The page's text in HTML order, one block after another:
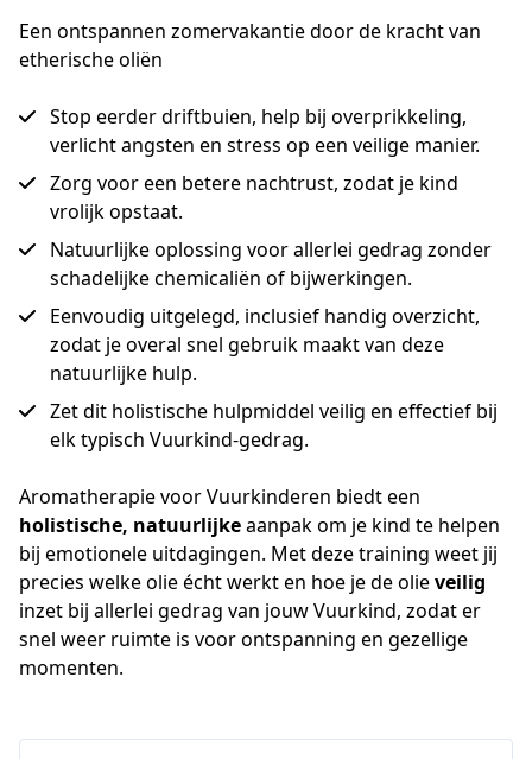
Een ontspannen zomervakantie door de kracht van
etherische oliën
Stop eerder driftbuien, help bij overprikkeling,
verlicht angsten en stress op een veilige manier.
Zorg voor een betere nachtrust, zodat je kind
vrolijk opstaat.
Natuurlijke oplossing voor allerlei gedrag zonder
schadelijke chemicaliën of bijwerkingen.
Eenvoudig uitgelegd, inclusief handig overzicht,
zodat je overal snel gebruik maakt van deze
natuurlijke hulp.
Zet dit holistische hulpmiddel veilig en effectief bij
elk typisch Vuurkind-gedrag.
holistische, natuurlijke aanpak om je kind te helpen
bij emotionele uitdagingen. Met deze training weet jij
precies welke olie écht werkt en hoe je de olie
inzet bij allerlei gedrag van jouw Vuurkind, zodat er
snel weer ruimte is voor ontspanning en gezellige
momenten.